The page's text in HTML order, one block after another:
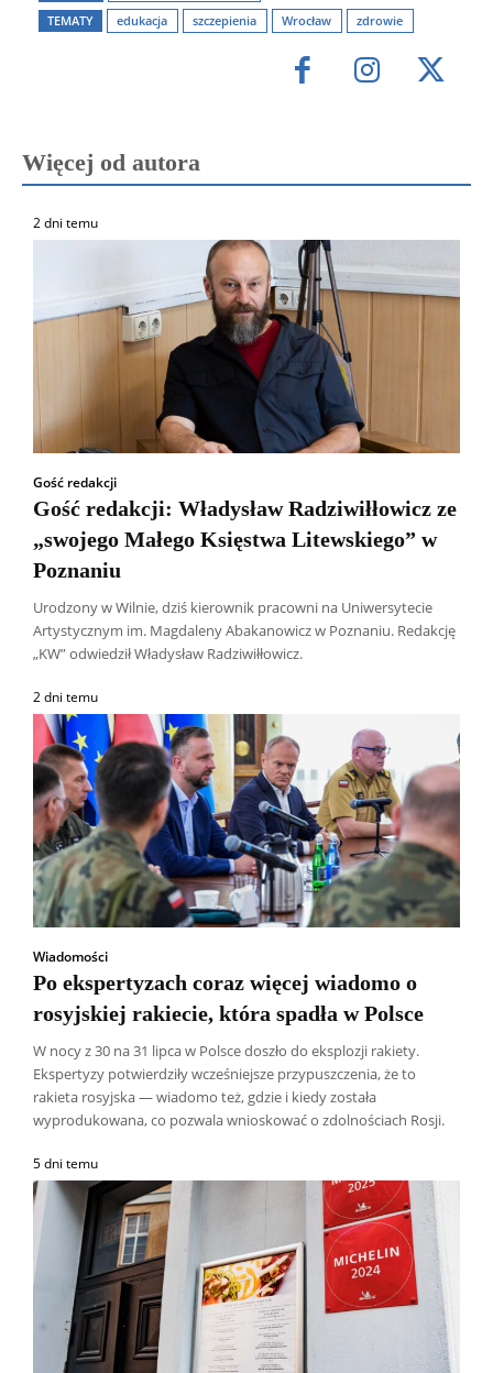
TEMATY
edukacja szczepienia Wrocław zdrowie
Więcej od autora
2 dni temu
Gość redakcji
Gość redakcji: Władysław Radziwiłłowicz ze
„swojego Małego Księstwa Litewskiego” w
Poznaniu
Urodzony w Wilnie, dziś kierownik pracowni na Uniwersytecie
Artystycznym im. Magdaleny Abakanowicz w Poznaniu. Redakcję
„KW” odwiedził Władysław Radziwiłłowicz.
2 dni temu
Wiadomości
Po ekspertyzach coraz więcej wiadomo o
rosyjskiej rakiecie, która spadła w Polsce
W nocy z 30 na 31 lipca w Polsce doszło do eksplozji rakiety.
Ekspertyzy potwierdziły wcześniejsze przypuszczenia, że to
rakieta rosyjska — wiadomo też, gdzie i kiedy została
wyprodukowana, co pozwala wnioskować o zdolnościach Rosji.
5 dni temu